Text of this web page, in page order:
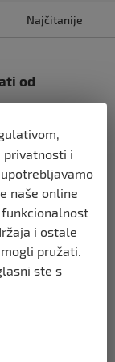
Najčitanije
od
protiv
bolesna’
Vučić
pozdrav
privatnosti i
naše online
i ostale
pružati.
ste s